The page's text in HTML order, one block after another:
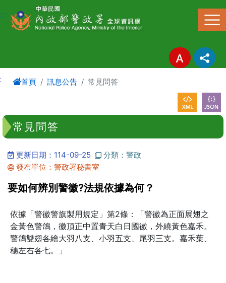
進入內容區塊
:::
首頁 訊息公告 常見問答
常見問答
更新日期：114-09-25
分類：警政
發布單位：警政署秘書室
要如何辨別警徽?法規依據為何？
依據「警徽警旗製用規定」第2條：「警徽為正面展翅之
金黃色警鴿，徽頂正中置青天白日國徽，外繞黃色嘉禾。
警鴿雙翅各繪大羽八支、小羽五支、尾羽三支。嘉禾葉、
穗左右各七。」